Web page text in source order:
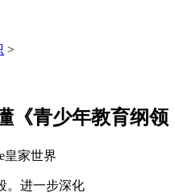
>
《青少年教育纲领
皇家世界
进一步深化